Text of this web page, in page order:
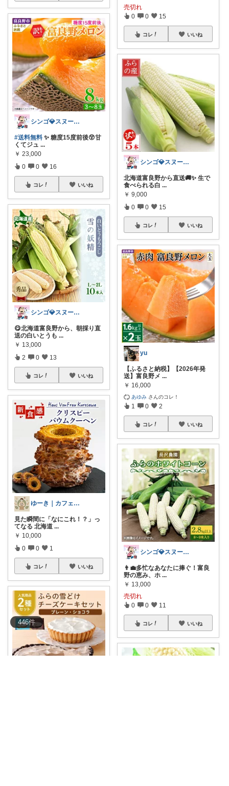
446件
シンゴ💎スヌーピーで埋め尽くすワン🐶
#送料無料 ✨ 糖度15度前後😲甘
くてジュ ...
￥ 23,000
0 0 16
コレ いいね
シンゴ💎スヌーピーで埋め尽くすワン🐶
😋北海道富良野から、朝採り直
送の白いとうも ...
￥ 13,000
2 0 13
コレ いいね
ゆーき｜カフェパパ便利グッズ
見た瞬間に「なにこれ！？」っ
てなる 北海道 ...
￥ 10,000
0 0 1
コレ いいね
売切れ
0 0 15
コレ いいね
シンゴ💎スヌーピーで埋め尽くすワン🐶
北海道富良野から直送🚚✨ 生で
食べられる白 ...
￥ 9,000
0 0 15
コレ いいね
yu
【ふるさと納税】【2026年発
送】富良野メ ...
￥ 16,000
あゆみ さんのコレ！
1 0 2
コレ いいね
シンゴ💎スヌーピーで埋め尽くすワン🐶
👨‍💼多忙なあなたに捧ぐ！富良
野の恵み、ホ ...
￥ 13,000
売切れ
0 0 11
コレ いいね